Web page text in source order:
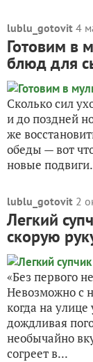
lublu_gotovit 4
Готовим в
блюд для
Сколько сил
и до поздней
же
обеды — вот
новые
lublu_gotovit 2
Легкий
скорую
«Без первого
Невозможно с
когда на улице
дождливая
необычайно
согреет в...